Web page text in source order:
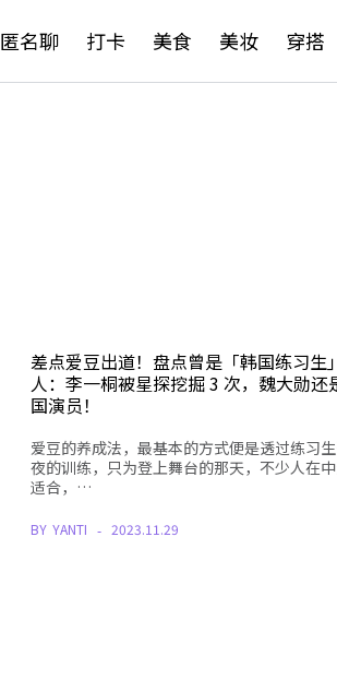
匿名聊 打卡 美食 美妆 穿搭
差点爱豆出道！盘点曾是「韩国练习生
人：李一桐被星探挖掘 3 次，魏大勋还
国演员！
爱豆的养成法，最基本的方式便是透过练习
夜的训练，只为登上舞台的那天，不少人在
适合，…
BY YANTI 2023.11.29